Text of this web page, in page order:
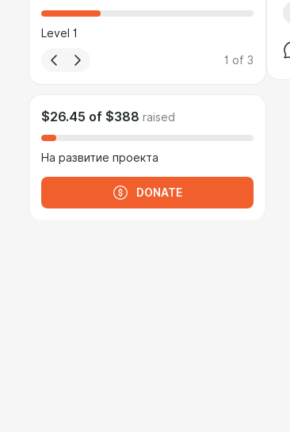
Level 1
1 of 3
$26.45 of $388 raised
На развитие проекта
DONATE